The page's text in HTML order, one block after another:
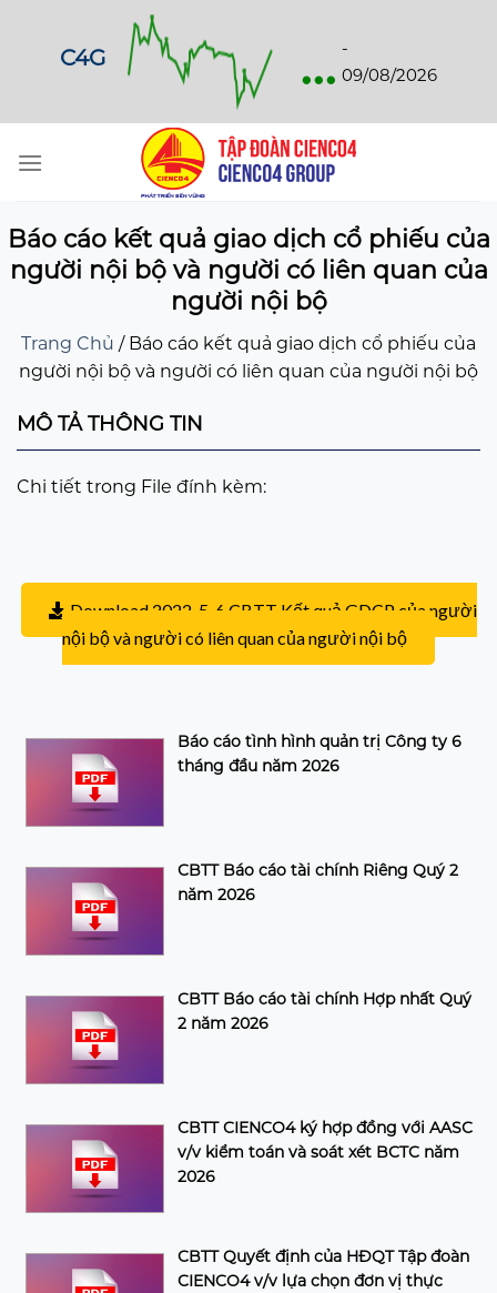
C4G ... -
09/08/2026
Báo cáo kết quả giao dịch cổ phiếu của
người nội bộ và người có liên quan của
người nội bộ
Trang Chủ / Báo cáo kết quả giao dịch cổ phiếu của
người nội bộ và người có liên quan của người nội bộ
MÔ TẢ THÔNG TIN
Chi tiết trong File đính kèm:
Download 2022-5-6 CBTT Kết quả GDCP của người
nội bộ và người có liên quan của người nội bộ
Báo cáo tình hình quản trị Công ty 6
tháng đầu năm 2026
CBTT Báo cáo tài chính Riêng Quý 2
năm 2026
CBTT Báo cáo tài chính Hợp nhất Quý
2 năm 2026
CBTT CIENCO4 ký hợp đồng với AASC
v/v kiểm toán và soát xét BCTC năm
2026
CBTT Quyết định của HĐQT Tập đoàn
CIENCO4 v/v lựa chọn đơn vị thực